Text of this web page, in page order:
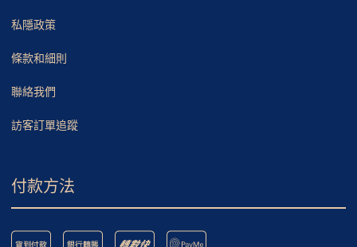
私隱政策
條款和細則
聯絡我們
訪客訂單追蹤
付款方法